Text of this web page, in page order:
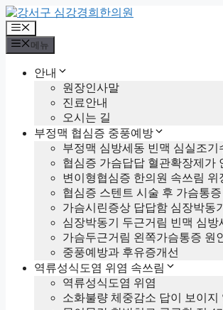
컨
텐
츠
로
메
뉴
메뉴
안내
원장인사말
진료안내
오시는 길
부정맥 협심증 중풍예방
부정맥 심방세동 빈맥 심실조
협심증 가슴답답 혈관확장제가
변이형협심증 한의원 속쓰림 위
협심증 스텐트 시술 후 가슴통
가슴시린증상 답답함 심장박동
심장박동기 두근거림 빈맥 심방
가슴두근거림 왼쪽가슴통증 원
중풍예방과 후유증개선
역류성식도염 위염 속쓰림
역류성식도염 위염
소화불량 체중감소 답이 보이지